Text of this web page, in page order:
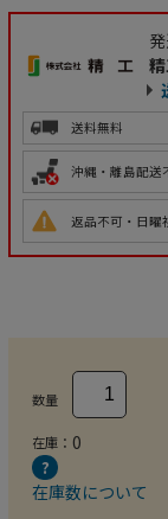
送料無料
沖縄・離島配送
返品不可・日曜
数量
在庫： 0
在庫数について